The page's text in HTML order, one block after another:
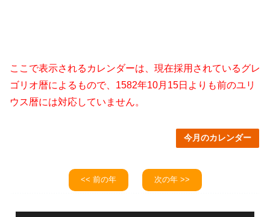
ここで表示されるカレンダーは、現在採用されているグレ
ゴリオ暦によるもので、1582年10月15日よりも前のユリ
ウス暦には対応していません。
今月のカレンダー
<< 前の年 次の年 >>